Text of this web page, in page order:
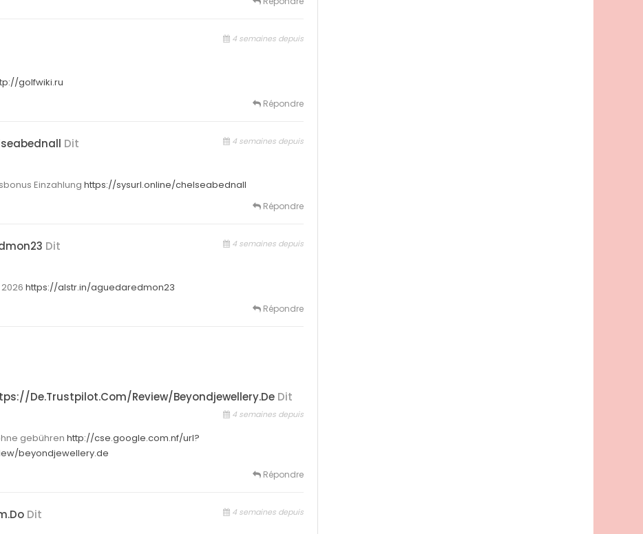
4 semaines depuis
golfwiki.ru
Répondre
Dit 4 semaines depuis
Einzahlung https://sysurl.online/chelseabednall
Répondre
Dit 4 semaines depuis
https://alstr.in/aguedaredmon23
Répondre
de.trustpilot.com/review/beyondjewellery.de Dit
4 semaines depuis
gebühren http://cse.google.com.nf/url?
beyondjewellery.de
Répondre
Dit 4 semaines depuis